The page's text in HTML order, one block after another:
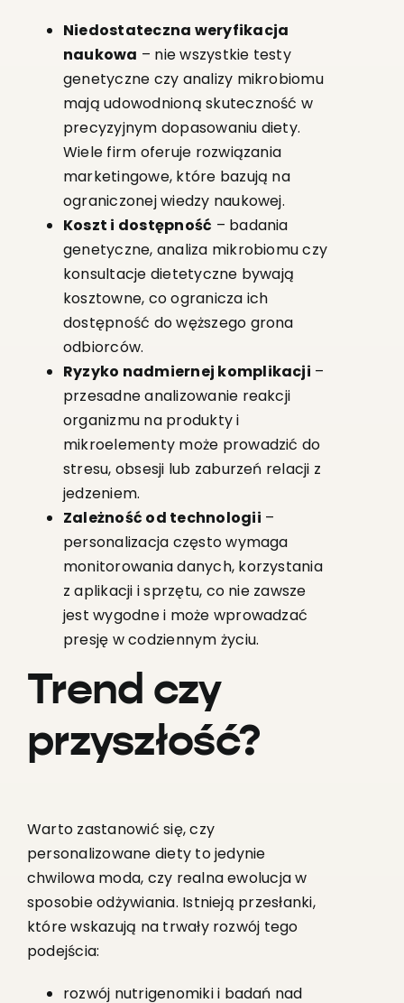
Niedostateczna weryfikacja
naukowa – nie wszystkie testy
genetyczne czy analizy mikrobiomu
mają udowodnioną skuteczność w
precyzyjnym dopasowaniu diety.
Wiele firm oferuje rozwiązania
marketingowe, które bazują na
ograniczonej wiedzy naukowej.
Koszt i dostępność – badania
genetyczne, analiza mikrobiomu czy
konsultacje dietetyczne bywają
kosztowne, co ogranicza ich
dostępność do węższego grona
odbiorców.
Ryzyko nadmiernej komplikacji –
przesadne analizowanie reakcji
organizmu na produkty i
mikroelementy może prowadzić do
stresu, obsesji lub zaburzeń relacji z
jedzeniem.
Zależność od technologii –
personalizacja często wymaga
monitorowania danych, korzystania
z aplikacji i sprzętu, co nie zawsze
jest wygodne i może wprowadzać
presję w codziennym życiu.
Trend czy
przyszłość?
Warto zastanowić się, czy
personalizowane diety to jedynie
chwilowa moda, czy realna ewolucja w
sposobie odżywiania. Istnieją przesłanki,
które wskazują na trwały rozwój tego
podejścia:
rozwój nutrigenomiki i badań nad